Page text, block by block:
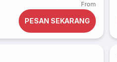
From
PESAN SEKARANG